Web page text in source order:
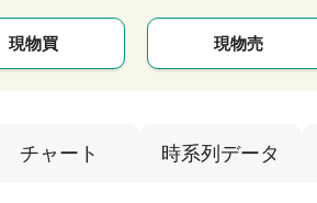
現物買 現物売
チャート 時系列データ